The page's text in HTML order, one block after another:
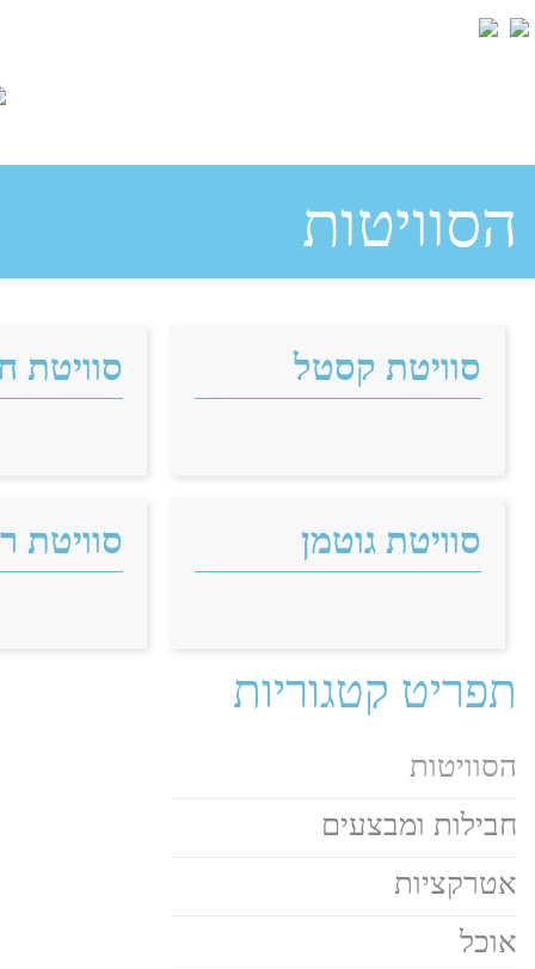
הסוויטות
סוויטת קסטל סוויטת
סוויטת גוטמן סוויטת
תפריט קטגוריות
הסוויטות
חבילות ומבצעים
אטרקציות
אוכל